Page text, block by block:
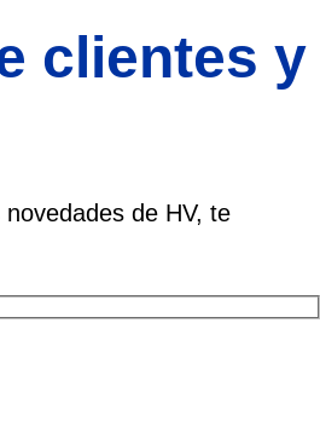
clientes y
de HV, te